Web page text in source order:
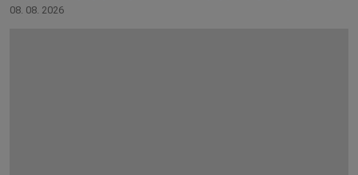
08. 08. 2026